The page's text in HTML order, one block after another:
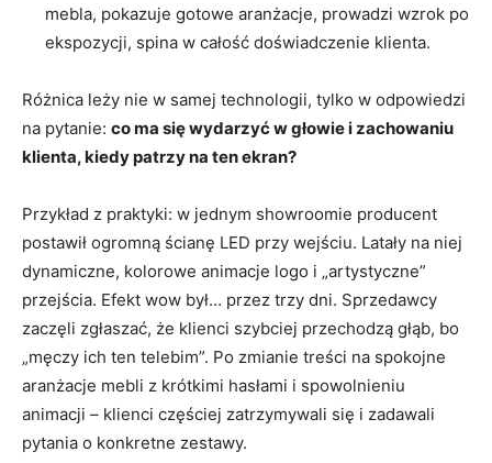
mebla, pokazuje gotowe aranżacje, prowadzi wzrok po
ekspozycji, spina w całość doświadczenie klienta.
Różnica leży nie w samej technologii, tylko w odpowiedzi
na pytanie: co ma się wydarzyć w głowie i zachowaniu
klienta, kiedy patrzy na ten ekran?
Przykład z praktyki: w jednym showroomie producent
postawił ogromną ścianę LED przy wejściu. Latały na niej
dynamiczne, kolorowe animacje logo i „artystyczne”
przejścia. Efekt wow był… przez trzy dni. Sprzedawcy
zaczęli zgłaszać, że klienci szybciej przechodzą głąb, bo
„męczy ich ten telebim”. Po zmianie treści na spokojne
aranżacje mebli z krótkimi hasłami i spowolnieniu
animacji – klienci częściej zatrzymywali się i zadawali
pytania o konkretne zestawy.